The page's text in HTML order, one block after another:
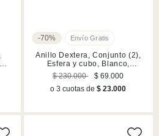
-70%
Anillo Dextera, Conjunto (2),
Esfera y cubo, Blanco,
Acabado en rodio
$ 230.000
$ 69.000
o 3 cuotas de$ 23.000